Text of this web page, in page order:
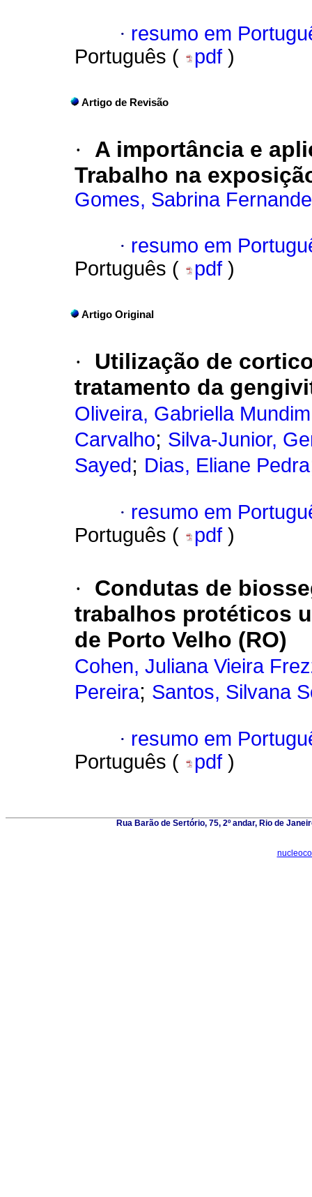
· resumo em
Português (
pdf )
Artigo de Revisão
·
A importância e
Trabalho na
Gomes, Sabrina
· resumo em
Português (
pdf )
Artigo Original
·
Utilização de
tratamento da
Oliveira, Gabriella
Carvalho; Silva-Junior,
Sayed ; Dias, Eliane Pedra
· resumo em
Português (
pdf )
·
Condutas de
trabalhos protéticos
de Porto Velho (RO)
Cohen, Juliana Vieira
Pereira; Santos, Silvana
· resumo em
Português (
pdf )
Rua Barão de Sertório, 75, 2º andar, Rio de